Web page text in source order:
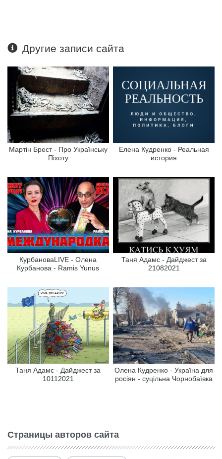
Другие записи сайта
Мартін Брест - Про Українську
Піхоту
Елена Кудренко - Реальная
история
КурбановаLIVE - Олена
Курбанова - Ramis Yunus
Таня Адамс - Дайджест за
21082021
Таня Адамс - Дайджест за
10112021
Олена Кудренко - Україна для
росіян - суцільна Чорнобаївка
Страницы авторов сайта